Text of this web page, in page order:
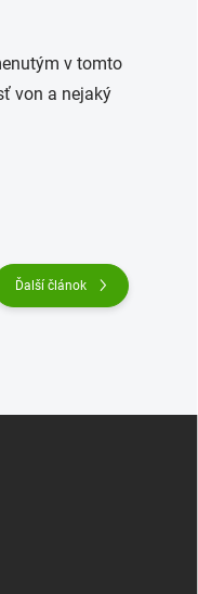
v tomto
von a nejaký
Ďalší článok